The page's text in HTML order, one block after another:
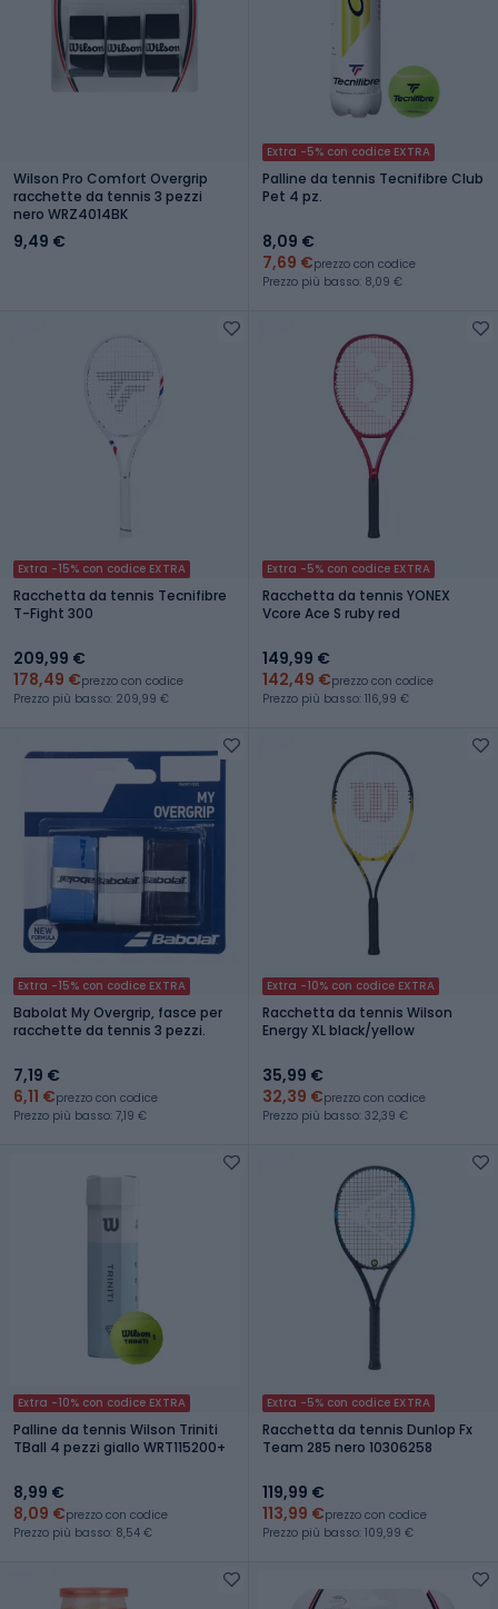
Wilson Pro Comfort Overgrip
racchette da tennis 3 pezzi
nero WRZ4014BK
9,49 €
Extra -5% con codice EXTRA
Palline da tennis Tecnifibre Club
Pet 4 pz.
8,09 €
7,69 €prezzo con codice
Prezzo più basso: 8,09 €
Extra -15% con codice EXTRA
Racchetta da tennis Tecnifibre
T-Fight 300
209,99 €
178,49 €prezzo con codice
Prezzo più basso: 209,99 €
Extra -5% con codice EXTRA
Racchetta da tennis YONEX
Vcore Ace S ruby red
149,99 €
142,49 €prezzo con codice
Prezzo più basso: 116,99 €
Extra -15% con codice EXTRA
Babolat My Overgrip, fasce per
racchette da tennis 3 pezzi.
7,19 €
6,11 €prezzo con codice
Prezzo più basso: 7,19 €
Extra -10% con codice EXTRA
Racchetta da tennis Wilson
Energy XL black/yellow
35,99 €
32,39 €prezzo con codice
Prezzo più basso: 32,39 €
Extra -10% con codice EXTRA
Palline da tennis Wilson Triniti
TBall 4 pezzi giallo WRT115200+
8,99 €
8,09 €prezzo con codice
Prezzo più basso: 8,54 €
Extra -5% con codice EXTRA
Racchetta da tennis Dunlop Fx
Team 285 nero 10306258
119,99 €
113,99 €prezzo con codice
Prezzo più basso: 109,99 €